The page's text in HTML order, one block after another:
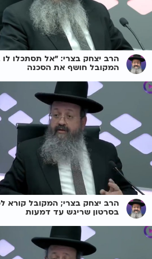
הרב יצחק בצרי: "אל תסתכלו לו
המקובל חושף את הסכנה
הרב יצחק בצרי; המקובל קורא
בסרטון שריגש עד דמעות